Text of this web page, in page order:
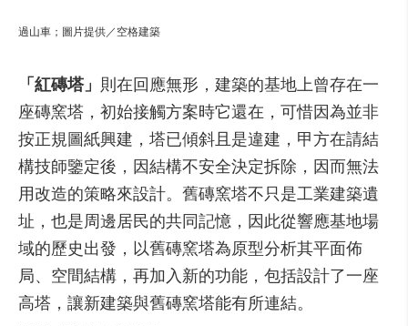
過山車；圖片提供／空格建築
「紅磚塔」 則在回應無形，建築的基地上曾存在一
座磚窯塔，初始接觸方案時它還在，可惜因為並非
按正規圖紙興建，塔已傾斜且是違建，甲方在請結
構技師鑒定後，因結構不安全決定拆除，因而無法
用改造的策略來設計。舊磚窯塔不只是工業建築遺
址，也是周邊居民的共同記憶，因此從響應基地場
域的歷史出發，以舊磚窯塔為原型分析其平面佈
局、空間結構，再加入新的功能，包括設計了一座
高塔，讓新建築與舊磚窯塔能有所連結。